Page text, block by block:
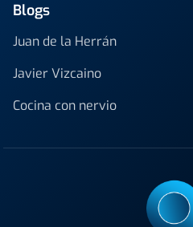
Blogs
Juan de la Herrán
Javier Vizcaino
Cocina con nervio